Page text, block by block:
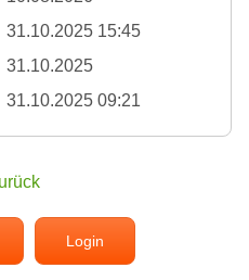
31.10.2025 15:45
31.10.2025
31.10.2025 09:21
Login